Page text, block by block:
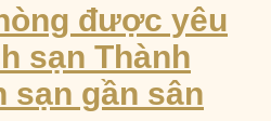
được yêu
sạn Thành
sạn gần sân